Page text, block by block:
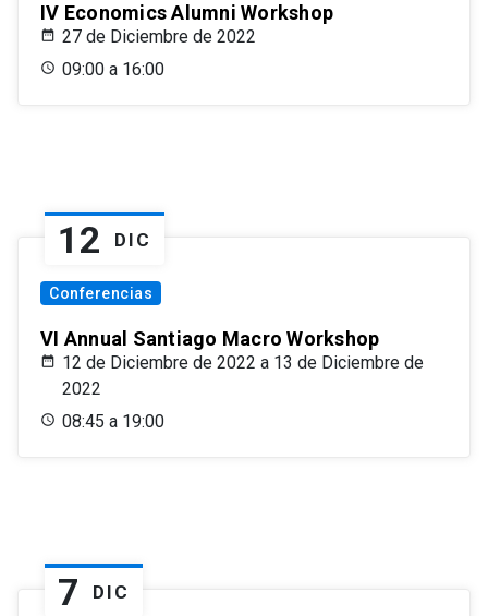
IV Economics Alumni Workshop
27 de Diciembre de 2022
09:00 a 16:00
12 DIC
Conferencias
VI Annual Santiago Macro Workshop
12 de Diciembre de 2022 a 13 de Diciembre de
2022
08:45 a 19:00
7 DIC